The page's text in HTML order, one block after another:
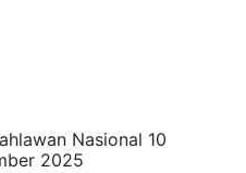
Nasional 10
2025